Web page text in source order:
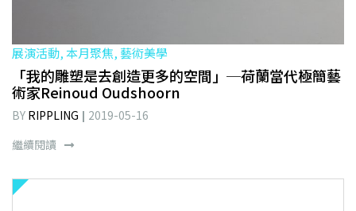
展演活動, 本月聚焦, 藝術美學
「我的雕塑是去創造更多的空間」─荷蘭當代極簡藝
術家Reinoud Oudshoorn
BY RIPPLING
2019-05-16
繼續閱讀